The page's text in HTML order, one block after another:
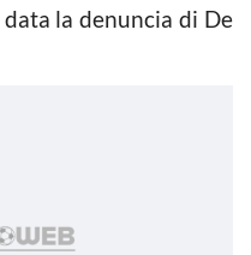
la denuncia di De